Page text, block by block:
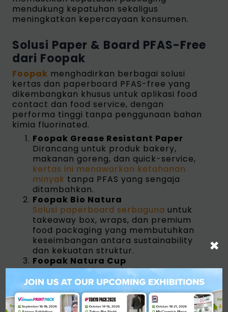
mendukung kepatuhan sekaligus
meningkatkan kepercayaan konsumen.
Solusi Paper & Board PFAS-Free
dari Foopak
Foopak menghadirkan berbagai solusi
kertas dan paperboard PFAS-free yang
dikembangkan khusus untuk aplikasi food
contact dan food service, dengan
performa tinggi tanpa penggunaan bahan
kimia fluorinated.
Foopak Grease Resistant Paper
Dirancang untuk produk bakery,
makanan goreng, dan quick-service,
kertas ini menawarkan ketahanan
minyak tanpa PFAS yang sengaja
ditambahkan.
Foopak Bio Natura
Solusi paperboard serbaguna untuk
takeaway box, wraps, dan premium
food packaging yang membutuhkan
keseimbangan antara sustainability
dan kekuatan struktur.
Foopak Natura Cup
Cup PFAS-freeuntuk minuman panas
maupun dingin, menggabungkan daya
tahan, keamanan, dan performa
lingkungan
×